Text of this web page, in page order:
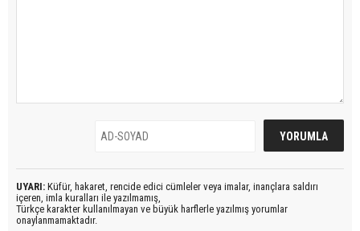
UYARI: Küfür, hakaret, rencide edici cümleler veya imalar, inançlara saldırı
içeren, imla kuralları ile yazılmamış,
Türkçe karakter kullanılmayan ve büyük harflerle yazılmış yorumlar
onaylanmamaktadır.